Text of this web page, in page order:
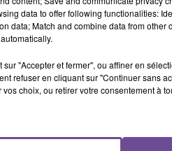
data to offer following functionalities:
data; Match and combine data from
"Accepter et fermer", ou affiner en
refuser en cliquant sur "Continuer sans
choix, ou retirer votre consentement à